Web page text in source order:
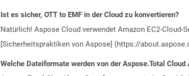
Ist es sicher, OTT to EMF in der Cloud zu konvertieren?
Natürlich! Aspose Cloud verwendet Amazon EC2-
[Sicherheitspraktiken von Aspose] (https://
Welche Dateiformate werden von der Aspose.Total